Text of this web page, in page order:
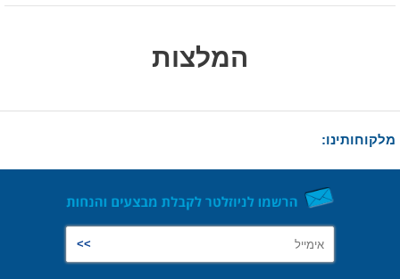
המלצות
מלקוחותינו: